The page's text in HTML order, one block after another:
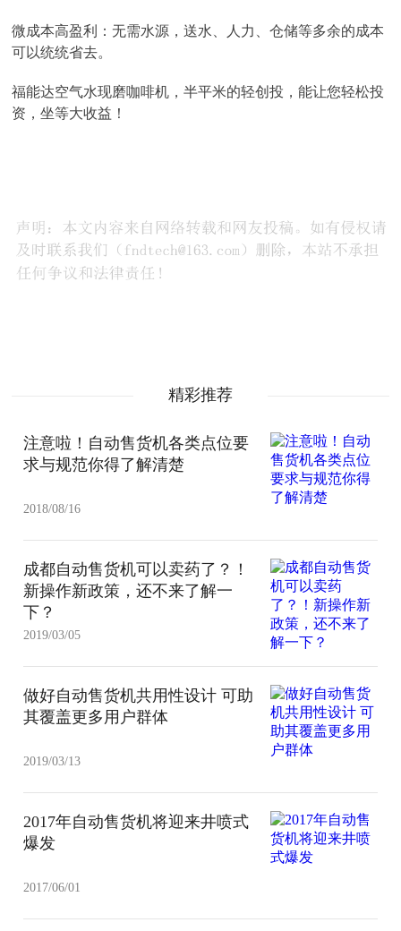
微成本高盈利：无需水源，送水、人力、仓储等多余的成本
可以统统省去。
福能达空气水现磨咖啡机，半平米的轻创投，能让您轻松投
资，坐等大收益！
精彩推荐
注意啦！自动售货机各类点位要
求与规范你得了解清楚
2018/08/16
成都自动售货机可以卖药了？！
新操作新政策，还不来了解一
下？
2019/03/05
做好自动售货机共用性设计 可助
其覆盖更多用户群体
2019/03/13
2017年自动售货机将迎来井喷式
爆发
2017/06/01